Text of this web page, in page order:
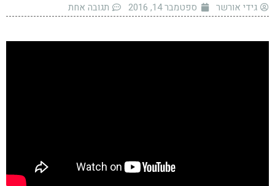
גידי אורשר ספטמבר 14, 2016 תגובה אחת